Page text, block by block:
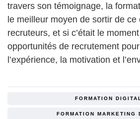
travers son témoignage, la
le meilleur moyen de sortir de ce
recruteurs, et si c’était le
opportunités de recrutement
l’expérience, la motivation et
FORMATION
FORMATION MARKETING